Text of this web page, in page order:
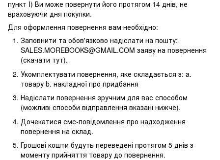
пункт I) Ви може повернути його протягом 14 днів, не
враховуючи дня покупки.
Для оформлення повернення вам необхідно:
Заповнити та обов'язково надіслати на пошту:
SALES.MOREBOOKS@GMAIL.COM заяву на повернення
(скачати тут).
Укомплектувати повернення, яке складається з: a.
товару b. накладної про придбання
Надіслати повернення зручним для вас способом
(можливі способи відправлення вказані нижче).
Дочекатися смс-повідомлення про надходження
повернення на склад.
Грошові кошти будуть переведені протягом 5 днів з
моменту прийняття товару до повернення.